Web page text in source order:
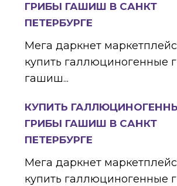
ГРИБЫ ГАШИШ В САНКТ
ПЕТЕРБУРГЕ
Мега даркнет
купить галлюциногенные
гашиш...
КУПИТЬ
ГРИБЫ ГАШИШ В САНКТ
ПЕТЕРБУРГЕ
Мега даркнет
купить галлюциногенные